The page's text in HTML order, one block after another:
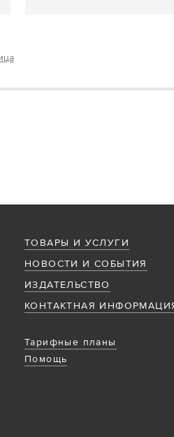
ТОВАРЫ И УСЛУГИ
НОВОСТИ И СОБЫТИЯ
ИЗДАТЕЛЬСТВО
КОНТАКТНАЯ
Тарифные планы
Помощь